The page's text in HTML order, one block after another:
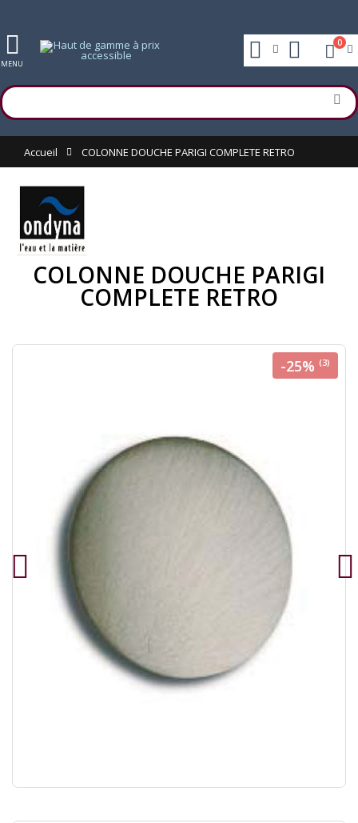
MENU
0
Accueil COLONNE DOUCHE PARIGI COMPLETE RETRO
COLONNE DOUCHE PARIGI
COMPLETE RETRO
-25% (3)